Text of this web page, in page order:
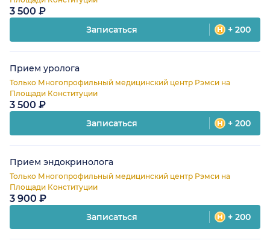
3 500 ₽
Записаться + 200
Прием уролога
Только Многопрофильный медицинский центр Рэмси на
Площади Конституции
3 500 ₽
Записаться + 200
Прием эндокринолога
Только Многопрофильный медицинский центр Рэмси на
Площади Конституции
3 900 ₽
Записаться + 200